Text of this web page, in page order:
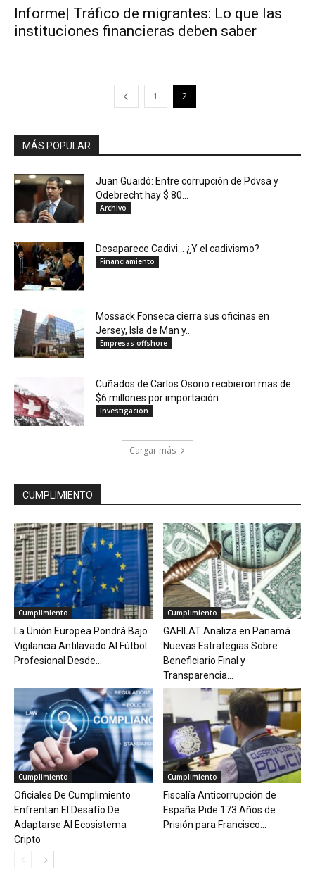
Informe| Tráfico de migrantes: Lo que las
instituciones financieras deben saber
1 2
MÁS POPULAR
Juan Guaidó: Entre corrupción de Pdvsa y
Odebrecht hay $ 80...
Archivo
Desaparece Cadivi… ¿Y el cadivismo?
Financiamiento
Mossack Fonseca cierra sus oficinas en
Jersey, Isla de Man y...
Empresas offshore
Cuñados de Carlos Osorio recibieron mas de
$6 millones por importación...
Investigación
Cargar más
CUMPLIMIENTO
Cumplimiento
La Unión Europea Pondrá Bajo
Vigilancia Antilavado Al Fútbol
Profesional Desde...
Cumplimiento
GAFILAT Analiza en Panamá
Nuevas Estrategias Sobre
Beneficiario Final y
Transparencia...
Cumplimiento
Oficiales De Cumplimiento
Enfrentan El Desafío De
Adaptarse Al Ecosistema
Cripto
Cumplimiento
Fiscalía Anticorrupción de
España Pide 173 Años de
Prisión para Francisco...